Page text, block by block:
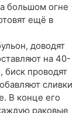
большом огне
ещё в
доводят
на 40-
биск проводят
сливки
В конце его
раковые